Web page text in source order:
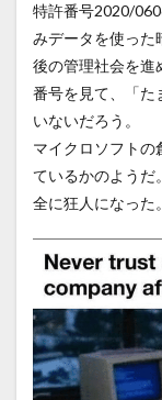
特許番号2020/
みデータを使った
後の管理社会を進
番号を見て、「た
いないだろう。
マイクロソフトの
ているかのようだ
全に狂人になった。